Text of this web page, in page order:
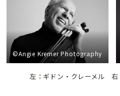
©Angie Kremer Photography
左： ギドン・クレーメル 右